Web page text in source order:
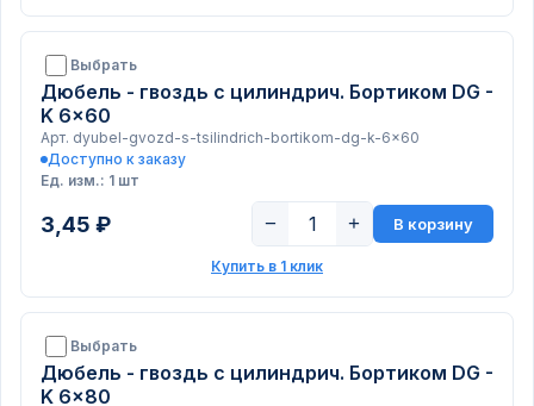
Выбрать
Дюбель - гвоздь с цилиндрич. Бортиком DG -
K 6x60
Арт. dyubel-gvozd-s-tsilindrich-bortikom-dg-k-6x60
Доступно к заказу
Ед. изм.: 1 шт
3,45 ₽ − + В корзину
Купить в 1 клик
Выбрать
Дюбель - гвоздь с цилиндрич. Бортиком DG -
K 6x80